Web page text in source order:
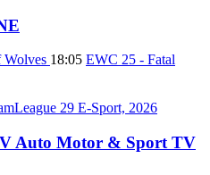
18:05 EWC 25 - Fatal
29 E-Sport, 2026
Auto Motor & Sport TV